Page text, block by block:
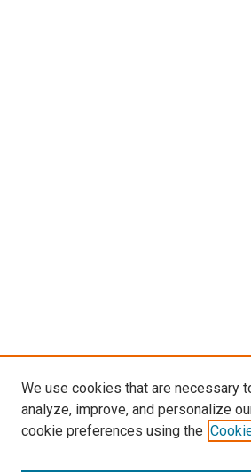
We use cookies that are necessary
analyze, improve, and personalize
cookie preferences using the